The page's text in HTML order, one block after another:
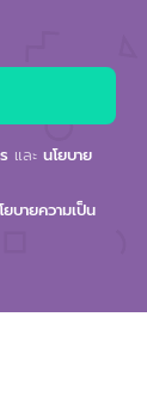
และ นโยบาย
ยบายความเป็น